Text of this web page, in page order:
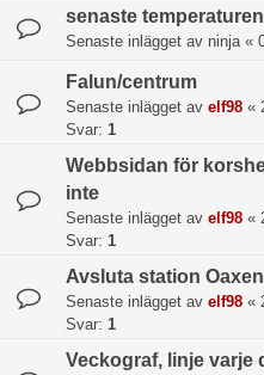
senaste
Senaste inlägget av ninja«
Falun/centrum
Senaste inlägget av elf98 «
Svar: 1
Webbsidan för
inte
Senaste inlägget av elf98 «
Svar: 1
Avsluta station Oaxen
Senaste inlägget av elf98 «
Svar: 1
Veckograf, linje varje